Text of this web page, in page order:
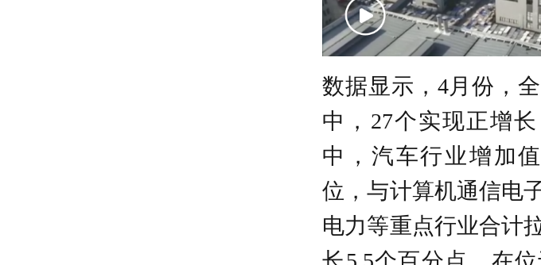
03 以“新三样”产品
展，2026年前四
比增长53.7%；高
心产业制造业和
增长。
04
浙江省推动工业向
人工智能、集成
等新兴产业成为新
数据显示，4月份，
中，27个实现正增
中，汽车行业增加
位，与计算机通信电
电力等重点行业合计